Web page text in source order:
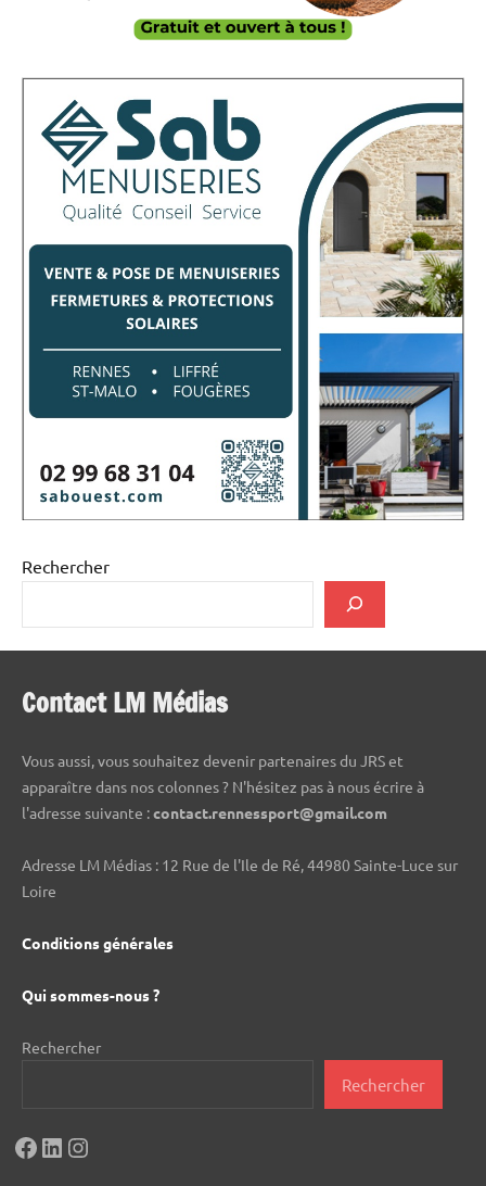
Rechercher
Contact LM Médias
Vous aussi, vous souhaitez devenir partenaires du JRS et
apparaître dans nos colonnes ? N'hésitez pas à nous écrire à
l'adresse suivante :contact.rennessport@gmail.com
Adresse LM Médias : 12 Rue de l'Ile de Ré, 44980 Sainte-Luce sur
Loire
Conditions générales
Qui sommes-nous ?
Rechercher
Rechercher
Facebook
LinkedIn
Instagram